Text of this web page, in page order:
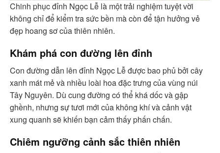
Chinh phục đỉnh Ngọc Lễ là một trải nghiệm tuyệt vời
không chỉ để kiểm tra sức bền mà còn để tận hưởng vẻ
đẹp hoang sơ của thiên nhiên.
Khám phá con đường lên đỉnh
Con đường dẫn lên đỉnh Ngọc Lễ được bao phủ bởi cây
xanh mát mẻ và nhiều loài hoa đặc trưng của vùng núi
Tây Nguyên. Dù cung đường có thể khá dốc và gập
ghềnh, nhưng sự tươi mới của không khí và cảnh vật
xung quanh sẽ khiến bạn cảm thấy phấn chấn.
Chiêm ngưỡng cảnh sắc thiên nhiên